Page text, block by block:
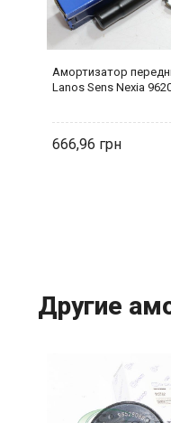
Амортизатор
Lanos Sens Nexia
666,96
Другие